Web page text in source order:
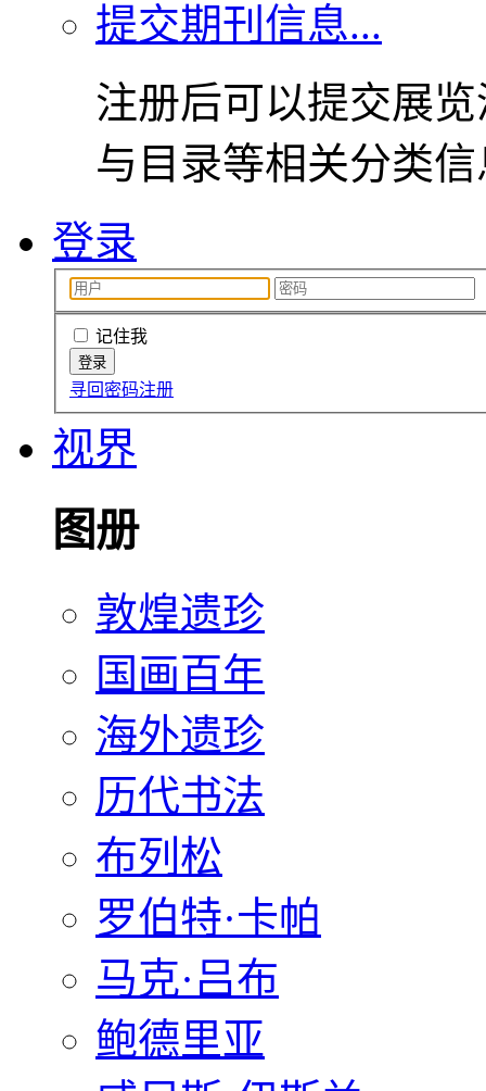
提交期刊信息...
注册后可以提交展
与目录等相关分类
登录
记住我
寻回密码注册
视界
图册
敦煌遗珍
国画百年
海外遗珍
历代书法
布列松
罗伯特·卡帕
马克·吕布
鲍德里亚